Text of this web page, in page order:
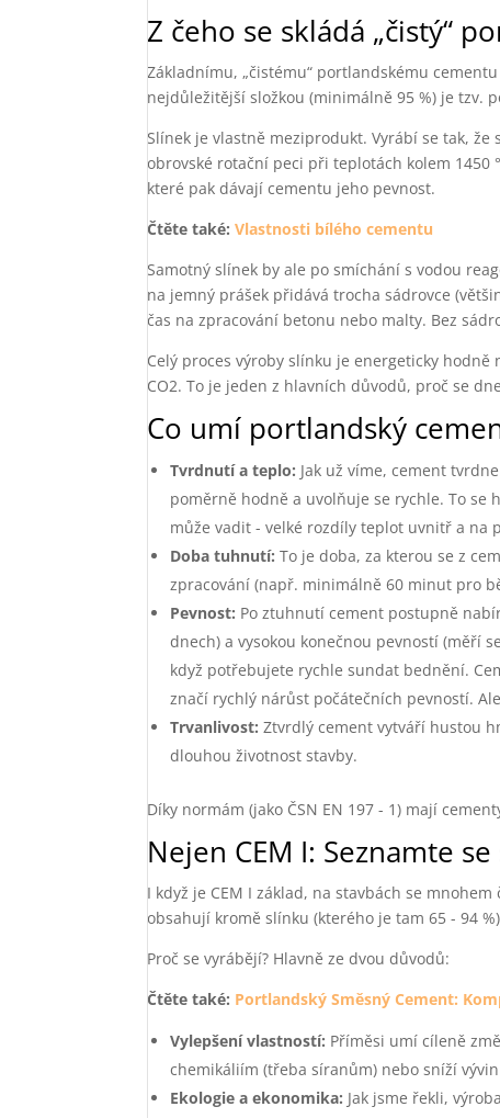
Z čeho se skládá „čistý“
Základnímu, „čistému“ portlandskému
nejdůležitější složkou (minimálně 95 %) je tzv.
Slínek je vlastně meziprodukt. Vyrábí se tak,
obrovské rotační peci při teplotách kolem 1450
které pak dávají cementu jeho pevnost.
Čtěte také:Vlastnosti bílého cementu
Samotný slínek by ale po smíchání s vodou
na jemný prášek přidává trocha sádrovce
čas na zpracování betonu nebo malty. Bez
Celý proces výroby slínku je energeticky
CO2. To je jeden z hlavních důvodů, proč se
Co umí portlandský
Tvrdnutí a teplo: Jak už víme, cement
poměrně hodně a uvolňuje se rychle. To
může vadit - velké rozdíly teplot uvnitř a na
Doba tuhnutí: To je doba, za kterou se z
zpracování (např. minimálně 60 minut pro
Pevnost: Po ztuhnutí cement postupně
dnech) a vysokou konečnou pevností (měří
když potřebujete rychle sundat bednění.
značí rychlý nárůst počátečních pevností.
Trvanlivost: Ztvrdlý cement vytváří hustou
dlouhou životnost stavby.
Díky normám (jako ČSN EN 197 - 1) mají
Nejen CEM I: Seznamte
I když je CEM I základ, na stavbách se
obsahují kromě slínku (kterého je tam 65 - 94
Proč se vyrábějí? Hlavně ze dvou důvodů:
Čtěte také: Portlandský Směsný Cement:
Vylepšení vlastností: Příměsi umí cíleně
chemikáliím (třeba síranům) nebo sníží
Ekologie a ekonomika: Jak jsme řekli,